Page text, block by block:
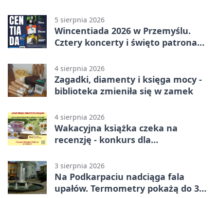
5 sierpnia 2026
Wincentiada 2026 w Przemyślu.
Cztery koncerty i święto patrona
4 sierpnia 2026
Zagadki, diamenty i księga mocy -
biblioteka zmieniła się w zamek
4 sierpnia 2026
Wakacyjna książka czeka na
recenzję - konkurs dla
3 sierpnia 2026
Na Podkarpaciu nadciąga fala
upałów. Termometry pokażą do 36